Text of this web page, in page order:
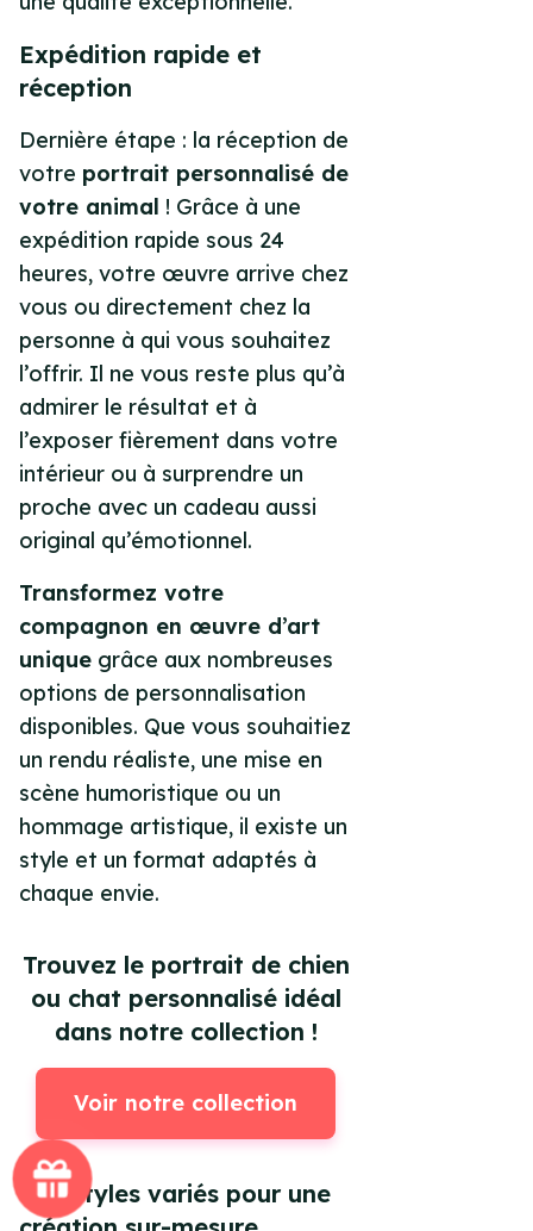
Expédition rapide et
réception
Dernière étape : la réception de
votre portrait personnalisé de
votre animal ! Grâce à une
expédition rapide sous 24
heures, votre œuvre arrive chez
vous ou directement chez la
personne à qui vous souhaitez
l’offrir. Il ne vous reste plus qu’à
admirer le résultat et à
l’exposer fièrement dans votre
intérieur ou à surprendre un
proche avec un cadeau aussi
original qu’émotionnel.
Transformez votre
compagnon en œuvre d’art
unique grâce aux nombreuses
options de personnalisation
disponibles. Que vous souhaitiez
un rendu réaliste, une mise en
scène humoristique ou un
hommage artistique, il existe un
style et un format adaptés à
chaque envie.
Trouvez le portrait de chien
ou chat personnalisé idéal
dans notre collection !
Voir notre collection
Des styles variés pour une